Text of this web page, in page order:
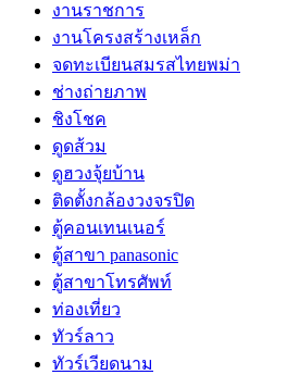
งานราชการ
งานโครงสร้างเหล็ก
จดทะเบียนสมรสไทยพม่า
ช่างถ่ายภาพ
ชิงโชค
ดูดส้วม
ดูฮวงจุ้ยบ้าน
ติดตั้งกล้องวงจรปิด
ตู้คอนเทนเนอร์
ตู้สาขา panasonic
ตู้สาขาโทรศัพท์
ท่องเที่ยว
ทัวร์ลาว
ทัวร์เวียดนาม